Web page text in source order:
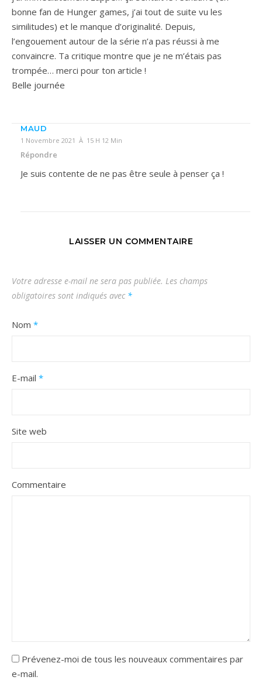
bonne fan de Hunger games, j’ai tout de suite vu les
similitudes) et le manque d’originalité. Depuis,
l’engouement autour de la série n’a pas réussi à me
convaincre. Ta critique montre que je ne m’étais pas
trompée… merci pour ton article !
Belle journée
MAUD
1 Novembre 2021 À 15 H 12 Min
Répondre
Je suis contente de ne pas être seule à penser ça !
LAISSER UN COMMENTAIRE
Votre adresse e-mail ne sera pas publiée. Les champs
obligatoires sont indiqués avec *
Nom *
E-mail *
Site web
Commentaire
Prévenez-moi de tous les nouveaux commentaires par
e-mail.